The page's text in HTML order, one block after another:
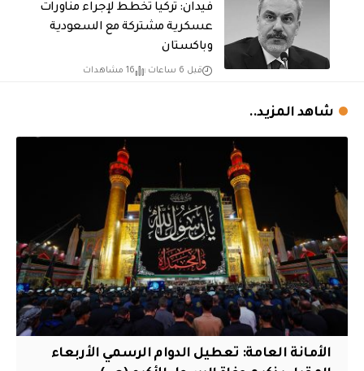
فيدان: تركيا تخطط لإجراء مناورات
عسكرية مشتركة مع السعودية
وباكستان
قبل 6 ساعات 16 مشاهدات
شاهد المزيد..
الأمانة العامة: تعطيل الدوام الرسمي الأربعاء